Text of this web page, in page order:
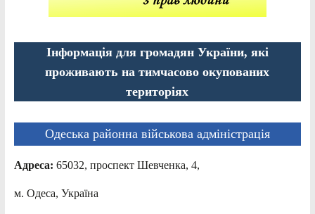
Інформація для громадян України, які
проживають на тимчасово окупованих
територіях
Одеська районна військова адміністрація
Адреса: 65032, проспект Шевченка, 4,
м. Одеса, Україна